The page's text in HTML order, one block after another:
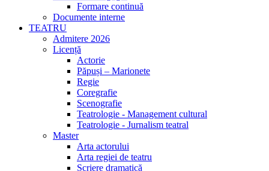
Formare continuă
Documente interne
TEATRU
Admitere 2026
Licență
Actorie
Păpuși – Marionete
Regie
Coregrafie
Scenografie
Teatrologie - Management cultural
Teatrologie - Jurnalism teatral
Master
Arta actorului
Arta regiei de teatru
Scriere dramatică